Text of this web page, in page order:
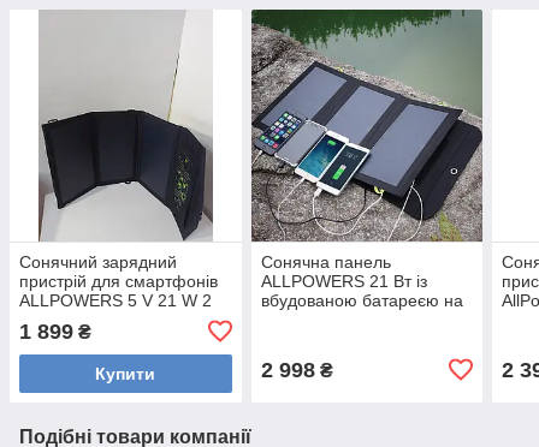
Сонячний зарядний
пристрій для смартфонів
ALLPOWERS 5 V 21 W 2
панель
1 899 ₴
Купити
Сонячна панель
ALLPOWERS 21 Вт із
вбудованою батареєю на
2 998₴ 2
Подібні товари компанії